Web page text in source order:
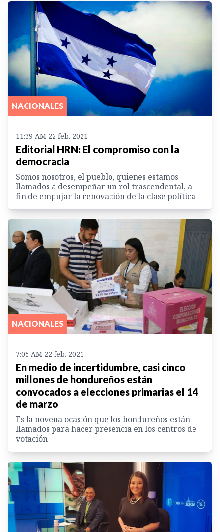
NACIONALES
11:39 AM 22 feb. 2021
Editorial HRN: El compromiso con la
democracia
Somos nosotros, el pueblo, quienes estamos
llamados a desempeñar un rol trascendental, a
fin de empujar la renovación de la clase política
NACIONALES
7:05 AM 22 feb. 2021
En medio de incertidumbre, casi cinco
millones de hondureños están
convocados a elecciones primarias el 14
de marzo
Es la novena ocasión que los hondureños están
llamados para hacer presencia en los centros de
votación